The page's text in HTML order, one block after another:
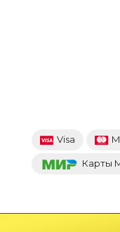
Visa
Карты